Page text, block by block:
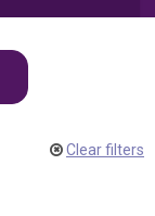
Clear filters